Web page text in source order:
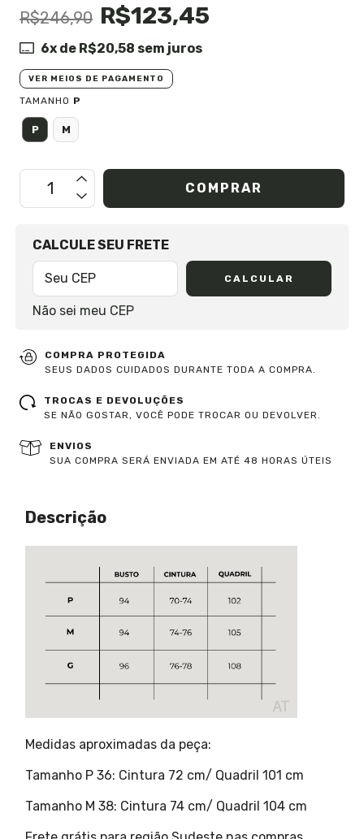
R$246,90 R$123,45
6x de R$20,58 sem juros
VER MEIOS DE PAGAMENTO
TAMANHO P
P M
OPÇÕES DE FRETE
CALCULE SEU FRETE
CALCULAR
Não sei meu CEP
COMPRA PROTEGIDA
SEUS DADOS CUIDADOS DURANTE TODA A COMPRA.
TROCAS E DEVOLUÇÕES
SE NÃO GOSTAR, VOCÊ PODE TROCAR OU DEVOLVER.
ENVIOS
SUA COMPRA SERÁ ENVIADA EM ATÉ 48 HORAS ÚTEIS
Descrição
Medidas aproximadas da peça:
Tamanho P 36: Cintura 72 cm/ Quadril 101 cm
Tamanho M 38: Cintura 74 cm/ Quadril 104 cm